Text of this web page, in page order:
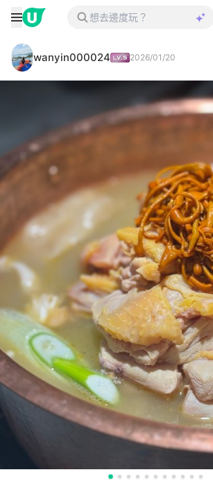
wanyin000024 2026/01/20